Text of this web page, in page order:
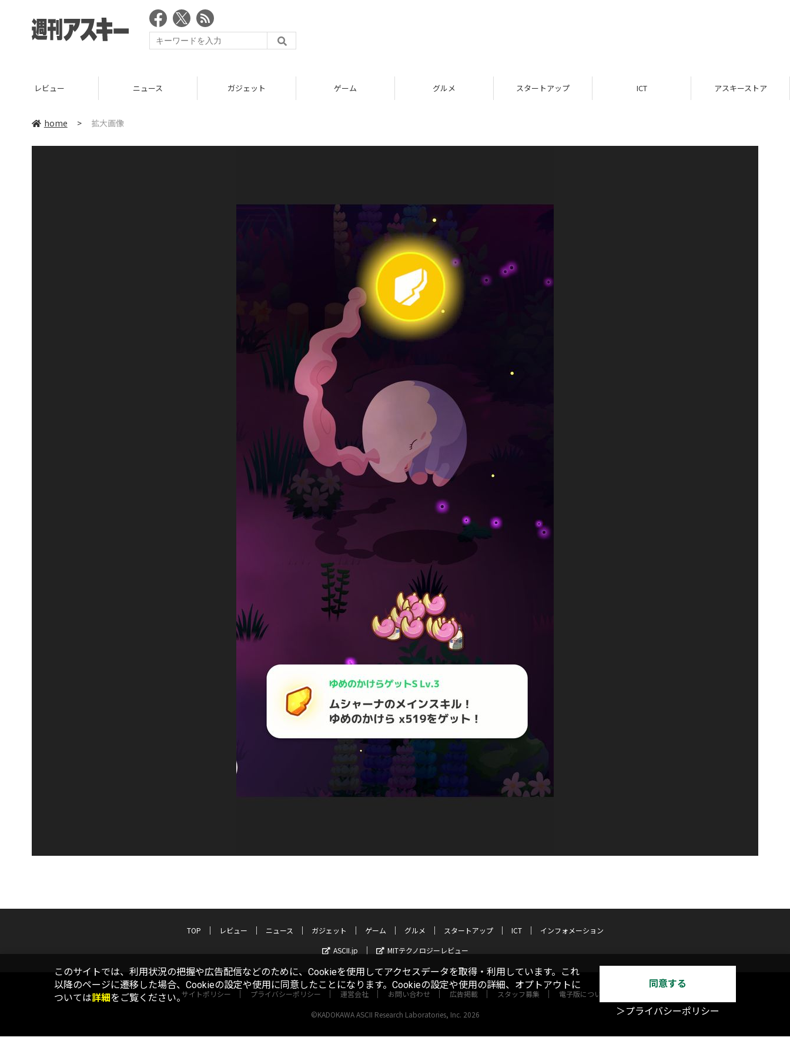
レビュー ニュース ガジェット ゲーム グルメ スタートアップ ICT アスキーストア
home > 拡大画像
TOP レビュー ニュース ガジェット ゲーム グルメ スタートアップ ICT
インフォメーション
ASCII.jp
MITテクノロジーレビュー
サイトポリシー プライバシーポリシー 運営会社 お問い合わせ 広告掲載 スタッフ募集 電子版について
©KADOKAWA ASCII Research Laboratories, Inc. 2026
このサイトでは、利用状況の把握や広告配信などのために、Cookieを使用してアクセスデータを取得・利用しています。これ
以降のページに遷移した場合、Cookieの設定や使用に同意したことになります。Cookieの設定や使用の詳細、オプトアウトに
ついては詳細をご覧ください。
同意する
＞プライバシーポリシー